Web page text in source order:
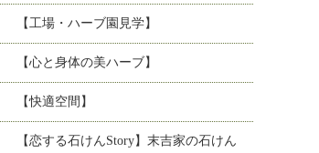
【工場・ハーブ園見学】
【心と身体の美ハーブ】
【快適空間】
【恋する石けんStory】末吉家の石けん